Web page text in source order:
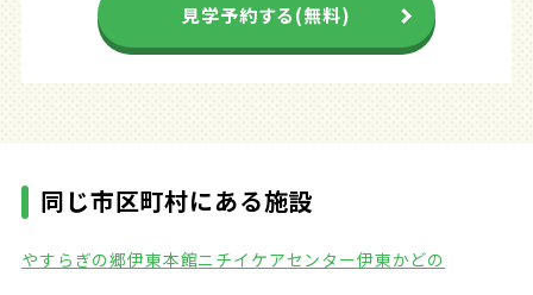
見学予約する(無料)
同じ市区町村にある施設
やすらぎの郷伊東本館ニチイケアセンター伊東かどの